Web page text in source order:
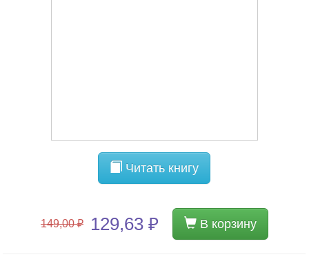
Читать книгу
149,00 ₽ 129,63 ₽ В корзину